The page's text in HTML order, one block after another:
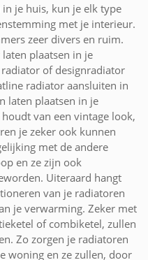
je huis, kun je elk type
met je interieur.
zeer divers en ruim.
plaatsen in je
of designradiator
radiator aansluiten in
laten plaatsen in je
van een vintage look,
je zeker ook kunnen
met de andere
en ze zijn ook
Uiteraard hangt
van je radiatoren
je verwarming. Zeker met
of combiketel, zullen
Zo zorgen je radiatoren
woning en ze zullen, door